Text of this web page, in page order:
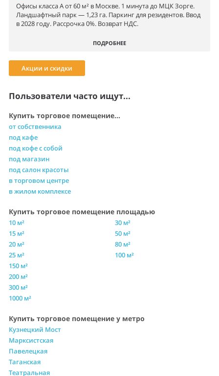
Офисы класса А от 60 м² в Москве. 1 минута до МЦК Зорге.
Ландшафтный парк — 1,23 га. Паркинг для резидентов. Ввод
в 2028 году. Рассрочка 0%. Возврат НДС.
ПОДРОБНЕЕ
Акции и скидки
Пользователи часто ищут...
Купить торговое помещение...
от собственника
под кафе
под кофе с собой
под магазин
под салон красоты
в торговом центре
в жилом комплексе
Купить торговое помещение площадью
10 м²
15 м²
20 м²
25 м²
30 м²
50 м²
80 м²
100 м²
150 м²
200 м²
300 м²
1000 м²
Купить торговое помещение у метро
Кузнецкий Мост
Марксистская
Павелецкая
Таганская
Театральная